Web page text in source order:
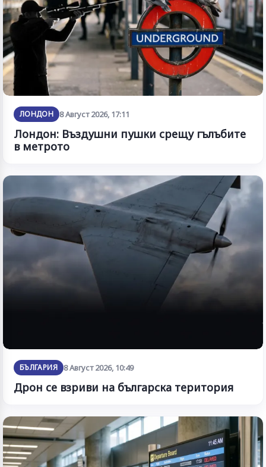
ЛОНДОН 8 Август 2026, 17:11
Лондон: Въздушни пушки срещу гълъбите
в метрото
БЪЛГАРИЯ 8 Август 2026, 10:49
Дрон се взриви на българска територия